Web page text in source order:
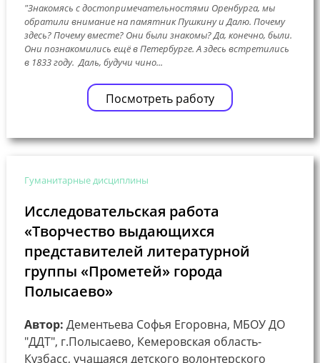
"Знакомясь с достопримечательностями Оренбурга, мы
обратили внимание на памятник Пушкину и Далю. Почему
здесь? Почему вместе? Они были знакомы? Да, конечно, были.
Они познакомились ещё в Петербурге. А здесь встретились
в 1833 году. Даль, будучи чино...
Посмотреть работу
Гуманитарные дисциплины
Исследовательская работа
«Творчество выдающихся
представителей литературной
группы «Прометей» города
Полысаево»
Автор: Дементьева Софья Егоровна, МБОУ ДО
"ДДТ", г.Полысаево, Кемеровская область-
Кузбасс, учащаяся детского волонтерского